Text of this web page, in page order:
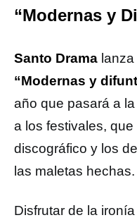
“Modernas y
Santo Drama
“Modernas y
año que pasará a
a los festivales,
discográfico y los
las maletas hechas.
Disfrutar de la